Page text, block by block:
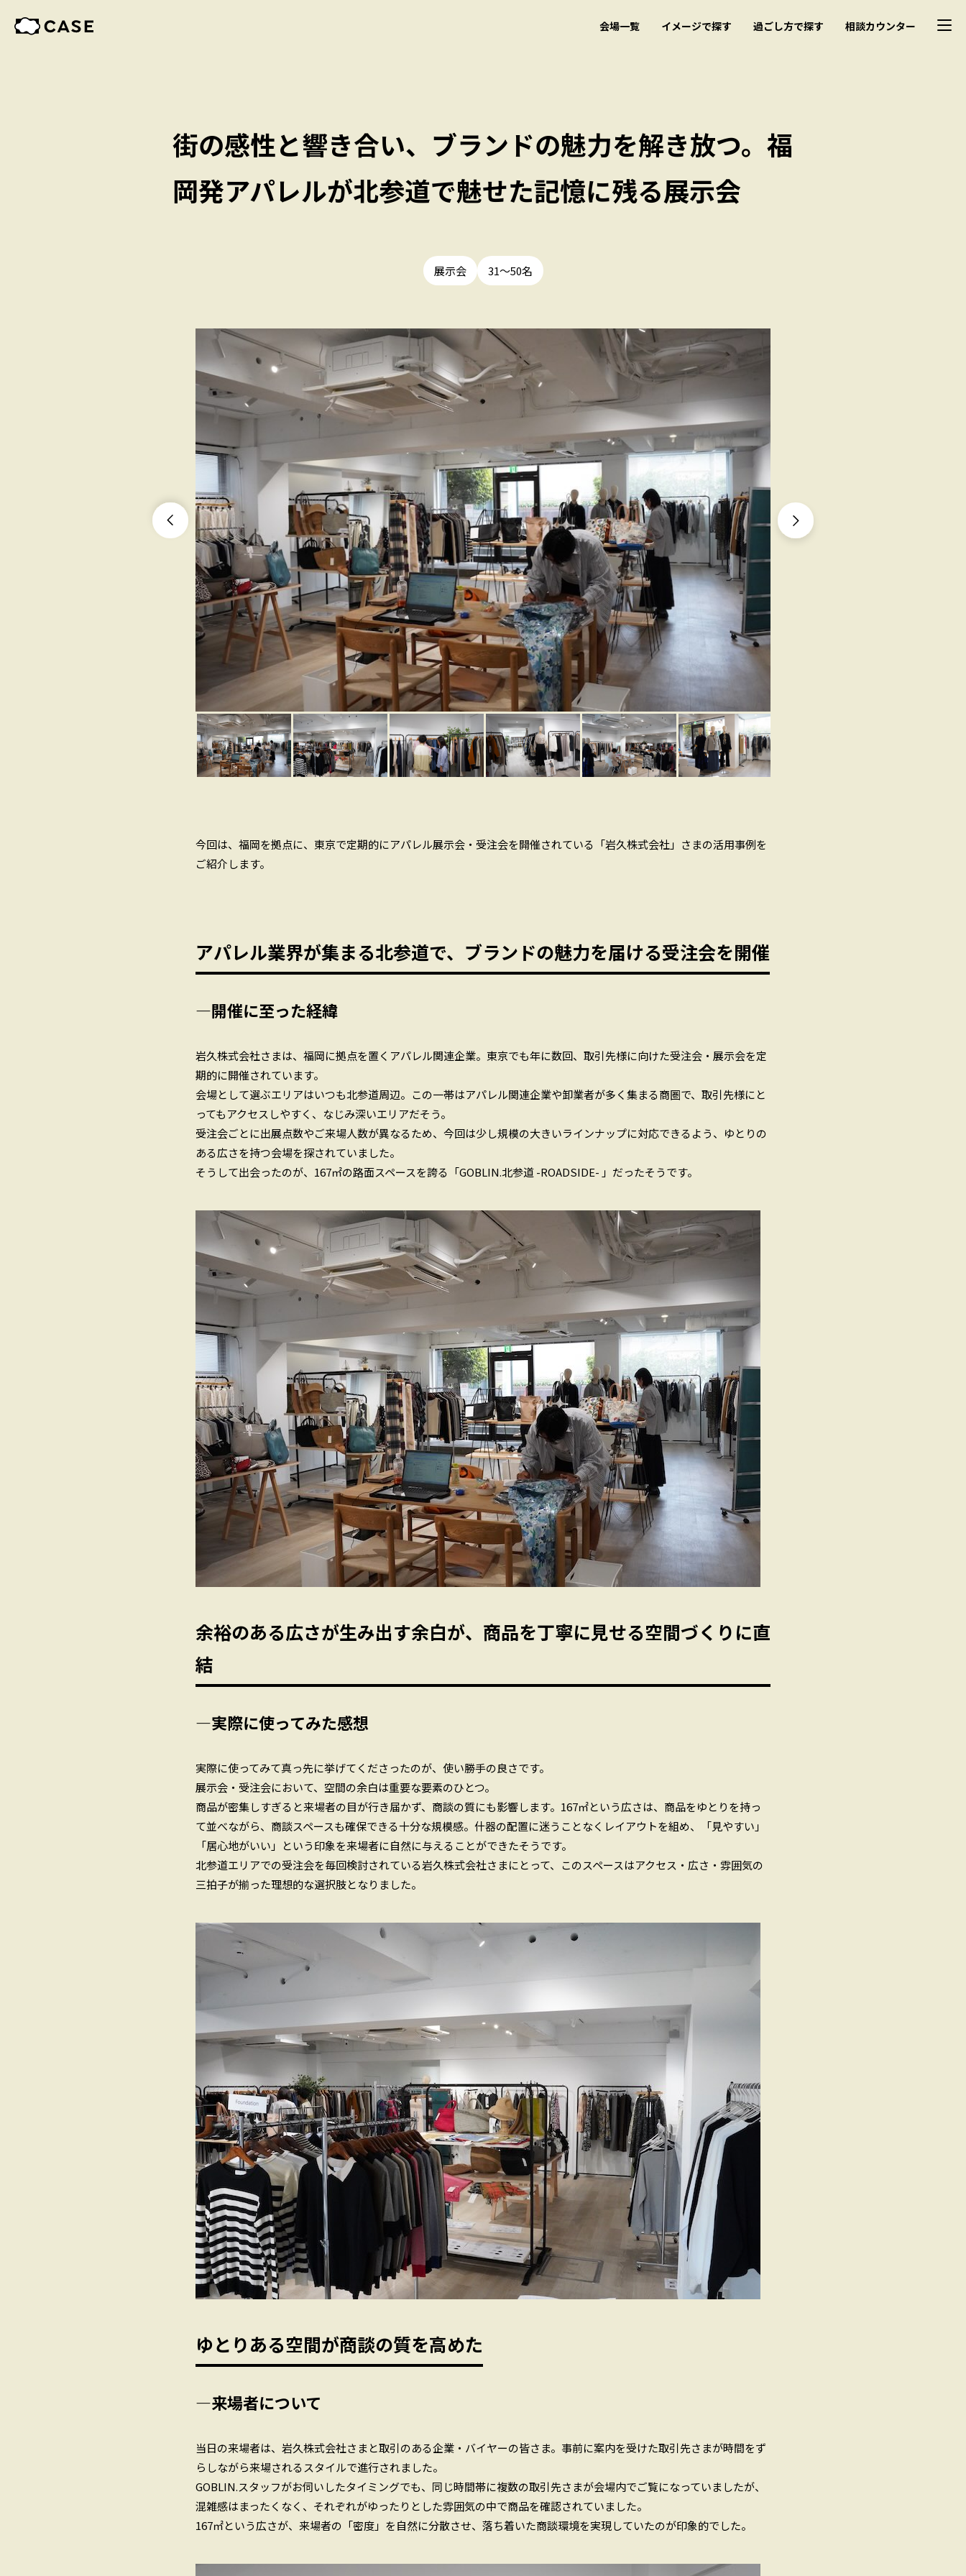
会場一覧 イメージで探す 過ごし方で探す 相談カウンター
街の感性と響き合い、ブランドの魅力を解き放つ。福
岡発アパレルが北参道で魅せた記憶に残る展示会
展示会 31〜50名
今回は、福岡を拠点に、東京で定期的にアパレル展示会・受注会を開催されている「岩久株式会社」さまの活用事例を
ご紹介します。
アパレル業界が集まる北参道で、ブランドの魅力を届ける受注会を開催
―開催に至った経緯
岩久株式会社さまは、福岡に拠点を置くアパレル関連企業。東京でも年に数回、取引先様に向けた受注会・展示会を定
期的に開催されています。
会場として選ぶエリアはいつも北参道周辺。この一帯はアパレル関連企業や卸業者が多く集まる商圏で、取引先様にと
ってもアクセスしやすく、なじみ深いエリアだそう。
受注会ごとに出展点数やご来場人数が異なるため、今回は少し規模の大きいラインナップに対応できるよう、ゆとりの
ある広さを持つ会場を探されていました。
そうして出会ったのが、167㎡の路面スペースを誇る「GOBLIN.北参道 -ROADSIDE- 」だったそうです。
余裕のある広さが生み出す余白が、商品を丁寧に見せる空間づくりに直
結
―実際に使ってみた感想
実際に使ってみて真っ先に挙げてくださったのが、使い勝手の良さです。
展示会・受注会において、空間の余白は重要な要素のひとつ。
商品が密集しすぎると来場者の目が行き届かず、商談の質にも影響します。167㎡という広さは、商品をゆとりを持っ
て並べながら、商談スペースも確保できる十分な規模感。什器の配置に迷うことなくレイアウトを組め、「見やすい」
「居心地がいい」という印象を来場者に自然に与えることができたそうです。
北参道エリアでの受注会を毎回検討されている岩久株式会社さまにとって、このスペースはアクセス・広さ・雰囲気の
三拍子が揃った理想的な選択肢となりました。
ゆとりある空間が商談の質を高めた
―来場者について
当日の来場者は、岩久株式会社さまと取引のある企業・バイヤーの皆さま。事前に案内を受けた取引先さまが時間をず
らしながら来場されるスタイルで進行されました。
GOBLIN.スタッフがお伺いしたタイミングでも、同じ時間帯に複数の取引先さまが会場内でご覧になっていましたが、
混雑感はまったくなく、それぞれがゆったりとした雰囲気の中で商品を確認されていました。
167㎡という広さが、来場者の「密度」を自然に分散させ、落ち着いた商談環境を実現していたのが印象的でした。